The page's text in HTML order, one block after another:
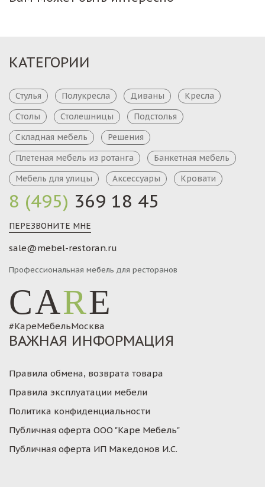
8 (495) 369 18 45
ПЕРЕЗВОНИТЕ МНЕ
sale@mebel-restoran.ru
Профессиональная мебель для ресторанов
CARE
#КареМебельМосква
КАТЕГОРИИ
Стулья Полукресла Диваны
Кресла
Столы
Столешницы
Подстолья
Складная мебель
Решения
Плетеная мебель из ротанга
Банкетная мебель
Мебель для улицы
Аксессуары Кровати
ВАЖНАЯ ИНФОРМАЦИЯ
Правила обмена, возврата товара
Правила эксплуатации мебели
Политика конфиденциальности
Публичная оферта ООО "Каре Мебель"
Публичная оферта ИП Македонов И.С.